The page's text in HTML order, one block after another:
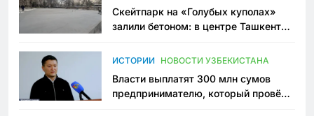
Скейтпарк на «Голубых куполах»
залили бетоном: в центре Ташкента
пространство
ИСТОРИИ НОВОСТИ УЗБЕКИСТАНА
Власти выплатят 300 млн сумов
предпринимателю, который провёл